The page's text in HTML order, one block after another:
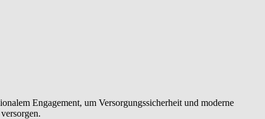
Engagement, um Versorgungssicherheit und moderne